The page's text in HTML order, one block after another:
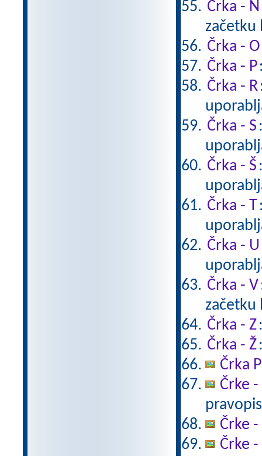
Črka - N
začetku
Črka - O
Črka - P
Črka - R
Črka - S
Črka - Š
Črka - T
Črka - U
Črka - V
začetku
Črka - Z
Črka - Ž
Črka
Črke
Črke
Črke